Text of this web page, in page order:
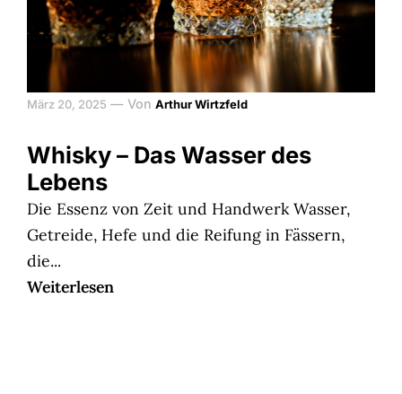
März 20, 2025 — Von Arthur Wirtzfeld
Whisky – Das Wasser des
Lebens
Die Essenz von Zeit und Handwerk Wasser,
Getreide, Hefe und die Reifung in Fässern,
die...
Weiterlesen